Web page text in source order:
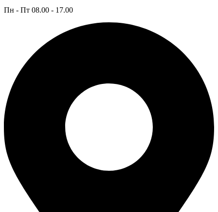
Пн - Пт 08.00 - 17.00